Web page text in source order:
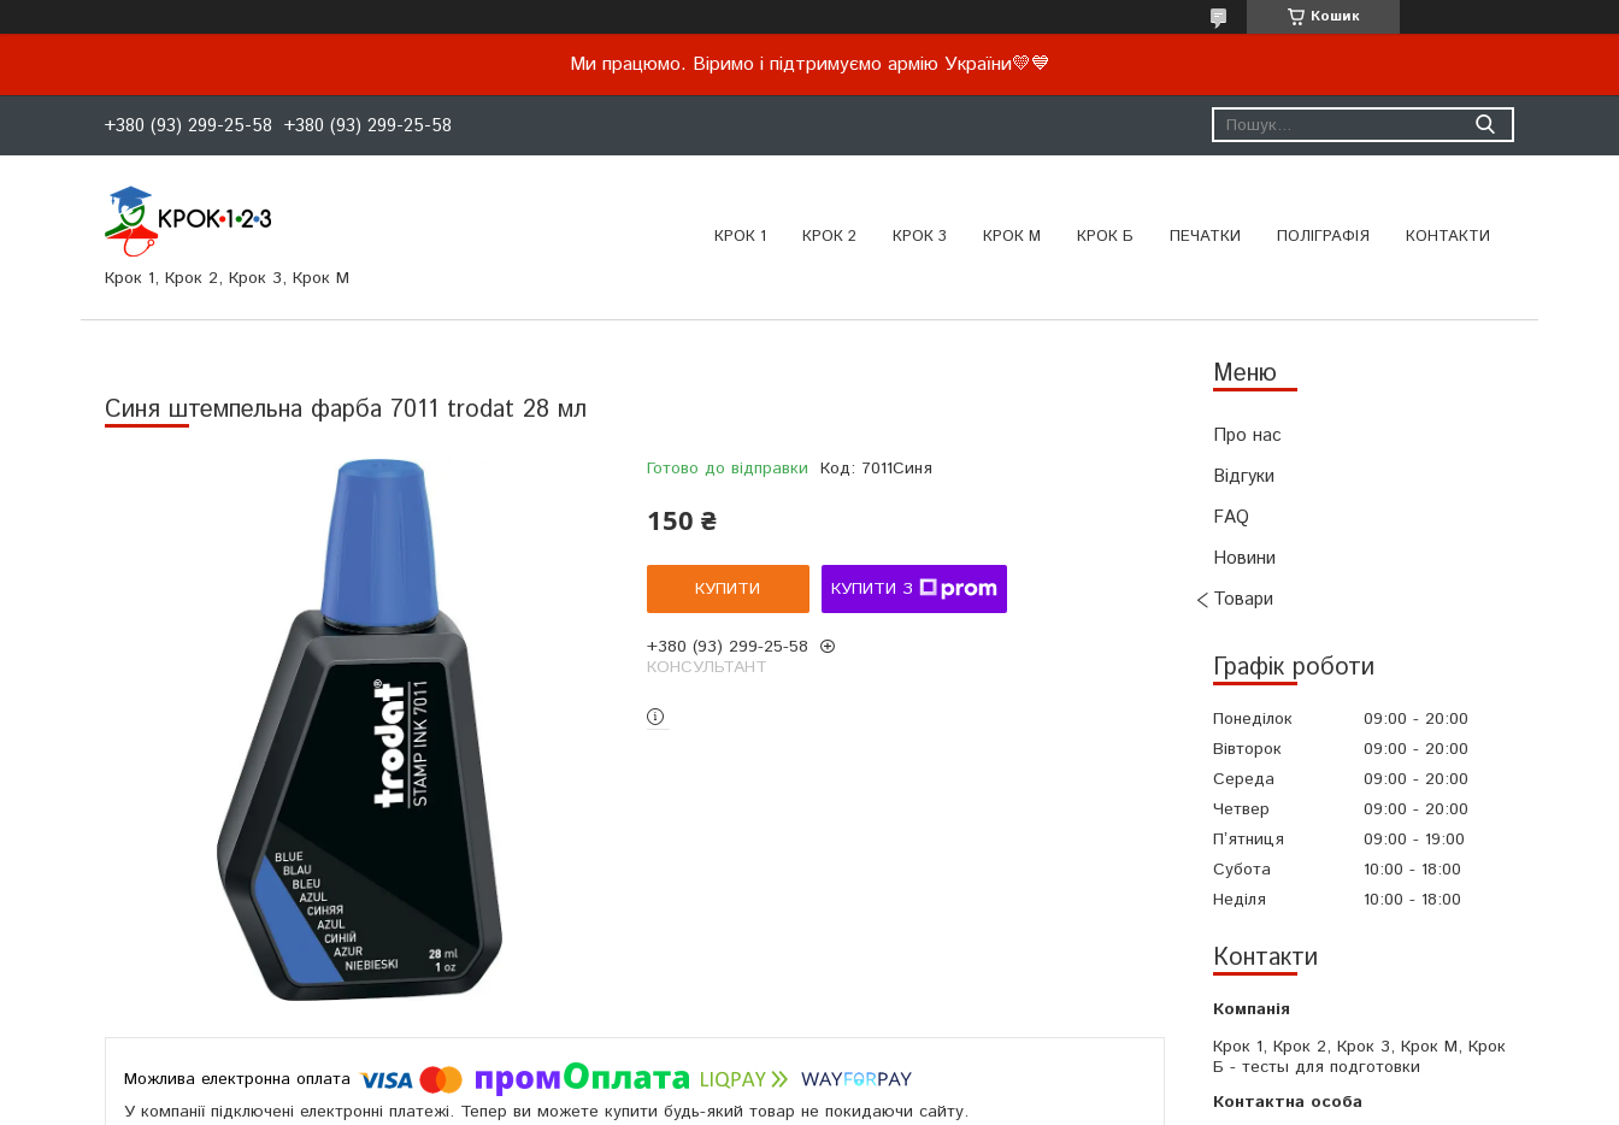
Кошик
Ми працюмо. Віримо і підтримуємо армію України💛💙
+380 (93) 299-25-58 +380 (93) 299-25-58
Крок 1, Крок 2, Крок 3, Крок M
КРОК 1 КРОК 2 КРОК 3 КРОК М КРОК Б ПЕЧАТКИ ПОЛІГРАФІЯ КОНТАКТИ
Про нас
Відгуки
FAQ
Новини
Товари
Графік роботи
Понеділок 09:00
20:00
Вівторок
09:00
20:00
Середа
09:00
20:00
Четвер
09:00
20:00
Пʼятниця
09:00
19:00
Субота
10:00
18:00
Неділя
10:00 18:00
Контакти
Крок 1, Крок 2, Крок 3, Крок М, Крок
Б - тесты для подготовки
Синя штемпельна фарба 7011 trodat 28 мл
Готово до відправки Код: 7011Синя
150 ₴
КУПИТИ КУПИТИ З
+380 (93) 299-25-58
КОНСУЛЬТАНТ
У компанії підключені електронні платежі. Тепер ви можете купити будь-який товар не покидаючи сайту.